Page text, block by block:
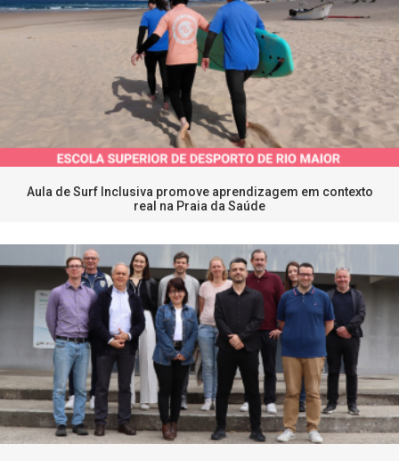
Aula de Surf Inclusiva promove aprendizagem em contexto
real na Praia da Saúde